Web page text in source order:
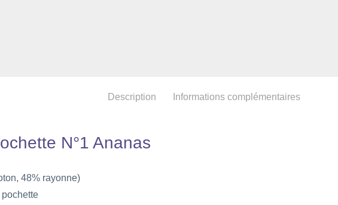
Description Informations complémentaires
N°1 Ananas
48% rayonne)